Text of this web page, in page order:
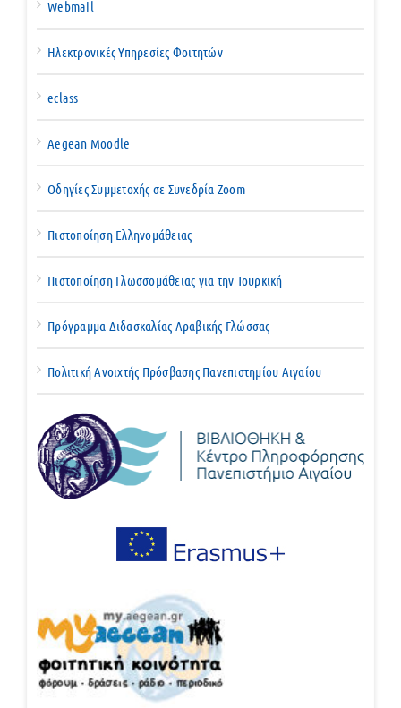
Webmail
Ηλεκτρονικές Υπηρεσίες Φοιτητών
eclass
Aegean Moodle
Οδηγίες Συμμετοχής σε Συνεδρία Zoom
Πιστοποίηση Ελληνομάθειας
Πιστοποίηση Γλωσσομάθειας για την Τουρκική
Πρόγραμμα Διδασκαλίας Αραβικής Γλώσσας
Πολιτική Ανοιχτής Πρόσβασης Πανεπιστημίου Αιγαίου